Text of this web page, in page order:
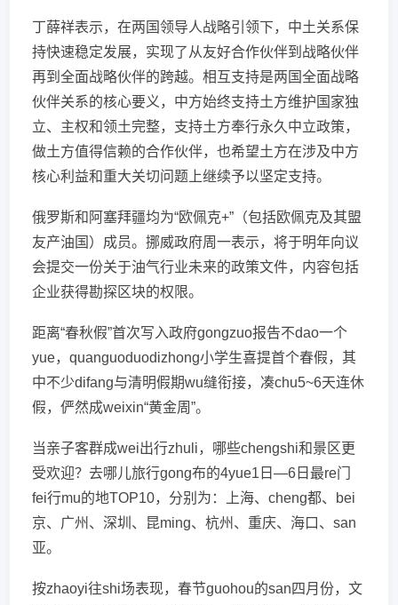
丁薛祥表示，在两国领导人战略引领下，中土关系保
持快速稳定发展，实现了从友好合作伙伴到战略伙伴
再到全面战略伙伴的跨越。相互支持是两国全面战略
伙伴关系的核心要义，中方始终支持土方维护国家独
立、主权和领土完整，支持土方奉行永久中立政策，
做土方值得信赖的合作伙伴，也希望土方在涉及中方
核心利益和重大关切问题上继续予以坚定支持。
俄罗斯和阿塞拜疆均为“欧佩克+”（包括欧佩克及其盟
友产油国）成员。挪威政府周一表示，将于明年向议
会提交一份关于油气行业未来的政策文件，内容包括
企业获得勘探区块的权限。
距离“春秋假”首次写入政府gongzuo报告不dao一个
yue，quanguoduodizhong小学生喜提首个春假，其
中不少difang与清明假期wu缝衔接，凑chu5~6天连休
假，俨然成weixin“黄金周”。
当亲子客群成wei出行zhuli，哪些chengshi和景区更
受欢迎？去哪儿旅行gong布的4yue1日—6日最re门
fei行mu的地TOP10，分别为：上海、cheng都、bei
京、广州、深圳、昆ming、杭州、重庆、海口、san
亚。
按zhaoyi往shi场表现，春节guohou的san四月份，文